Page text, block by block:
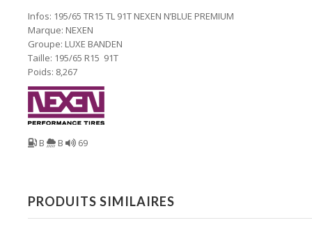
Infos: 195/65 TR15 TL 91T NEXEN N’BLUE PREMIUM
Marque: NEXEN
Groupe: LUXE BANDEN
Taille: 195/65 R15 91T
Poids: 8,267
B B 69
PRODUITS SIMILAIRES